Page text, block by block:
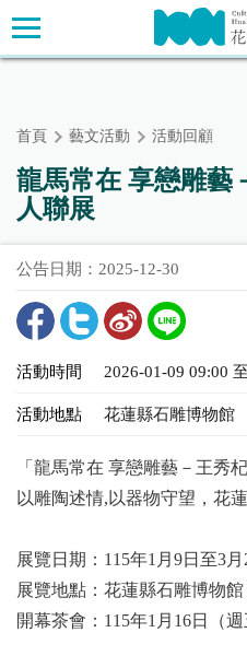
跳
到
主
主要內容區塊
首頁 藝文活動 活動回顧
龍馬常在 享戀雕藝
人聯展
公告日期：2025-12-30
活動時間 2026-01-09 09:00
活動地點 花蓮縣石雕博物館
「龍馬常在 享戀雕藝－王秀
以雕陶述情,以器物守望，花
展覽日期：115年1月9日至3月
展覽地點：花蓮縣石雕博物
開幕茶會：115年1月16日（